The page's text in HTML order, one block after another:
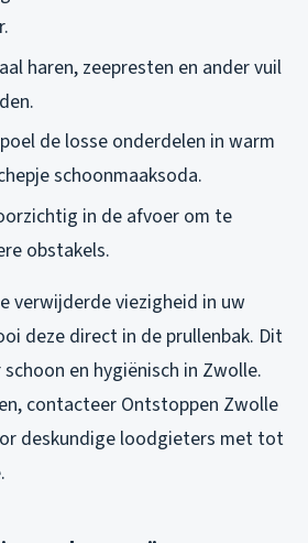
haren, zeepresten en ander vuil
de losse onderdelen in warm
schoonmaaksoda.
in de afvoer om te
obstakels.
verwijderde viezigheid in uw
deze direct in de prullenbak. Dit
en hygiënisch in Zwolle.
contacteer Ontstoppen Zwolle
deskundige loodgieters met tot